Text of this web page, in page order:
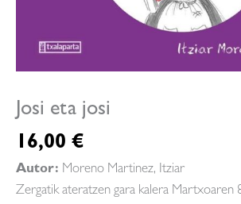
Josi eta josi
16,00 €
Autor: Moreno Martinez, Itziar
Zergatik ateratzen gara kalera Martxoaren